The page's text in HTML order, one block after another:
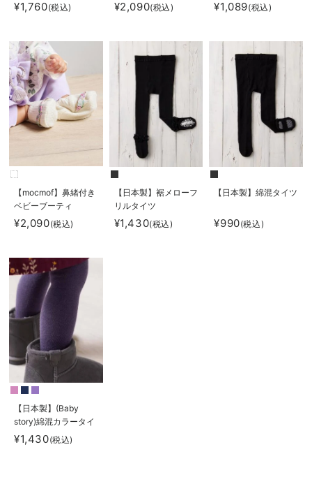
¥1,760(税込) ¥2,090(税込) ¥1,089(税込)
【mocmof】鼻緒付き
ベビーブーティ
¥2,090(税込)
【日本製】裾メローフ
リルタイツ
¥1,430(税込)
【日本製】綿混タイツ
¥990(税込)
【日本製】(Baby
story)綿混カラータイ
ツ
¥1,430(税込)